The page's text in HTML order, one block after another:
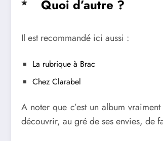
Quoi d’autre ?
Il est recommandé ici aussi :
La rubrique à Brac
Chez Clarabel
A noter que c’est un album
découvrir, au gré de ses envies, de